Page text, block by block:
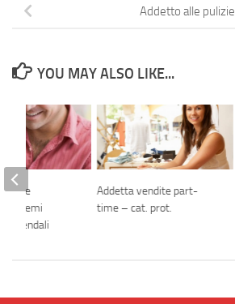
Addetto alle pulizie
YOU MAY ALSO LIKE...
Addetta vendite part-
time – cat. prot.
sistemi
aziendali